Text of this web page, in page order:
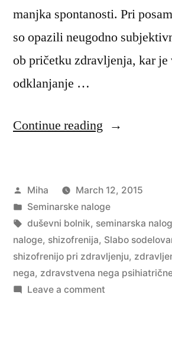
manjka spontanosti. Pri
so opazili neugodno
ob pričetku zdravljenja, kar
odklanjanje …
Continue reading “Slabo
s
shizofrenijo
pri
zdravljenju”
Posted
by
Miha
March 12, 2015
Posted
in
Seminarske naloge
Tags:
duševni bolnik, seminarska
naloge, shizofrenija, Slabo
shizofrenijo pri zdravljenju,
nega, zdravstvena nega
Leave a commenton